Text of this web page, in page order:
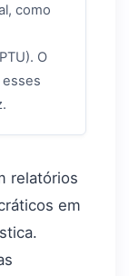
como
O
relatórios
em